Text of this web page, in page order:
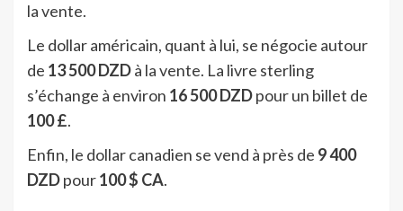
la vente.
Le dollar américain, quant à lui, se négocie autour
de 13 500 DZDà la vente. La livre sterling
s’échange à environ 16 500 DZDpour un billet de
100 £.
Enfin, le dollar canadien se vend à près de 9 400
DZDpour100 $ CA.